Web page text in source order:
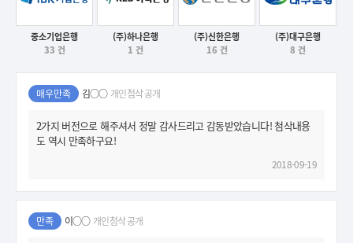
후기보기
중소기업은행
33 건
후기보기
(주)하나은행
1 건
후기보기
(주)신한은행
16 건
후기보기
(주)대구은행
8 건
매우만족 김○○ 개인첨삭 공개
2가지 버전으로 해주셔서 정말 감사드리고 감동받았습니다! 첨삭내용
도 역시 만족하구요!
2018-09-19
만족 이○○ 개인첨삭 공개